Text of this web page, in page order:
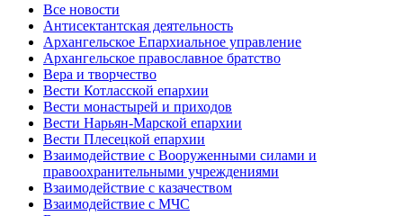
Все новости
Антисектантская деятельность
Архангельское Епархиальное управление
Архангельское православное братство
Вера и творчество
Вести Котласской епархии
Вести монастырей и приходов
Вести Нарьян-Марской епархии
Вести Плесецкой епархии
Взаимодействие с Вооруженными силами и
правоохранительными учреждениями
Взаимодействие с казачеством
Взаимодействие с МЧС